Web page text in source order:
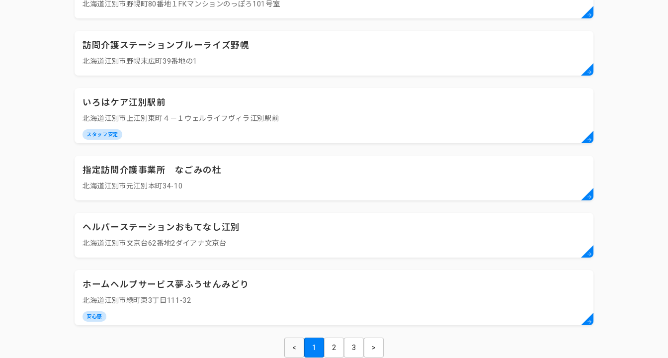
北海道江別市野幌町80番地１FKマンションのっぽろ101号室
訪問介護ステーションブルーライズ野幌
北海道江別市野幌末広町39番地の1
いろはケア江別駅前
北海道江別市上江別東町４－１ウェルライフヴィラ江別駅前
スタッフ安定
指定訪問介護事業所 なごみの杜
北海道江別市元江別本町34-10
ヘルパーステーションおもてなし江別
北海道江別市文京台62番地2ダイアナ文京台
ホームヘルプサービス夢ふうせんみどり
北海道江別市緑町東3丁目111-32
安心感
< 1 2 3 >